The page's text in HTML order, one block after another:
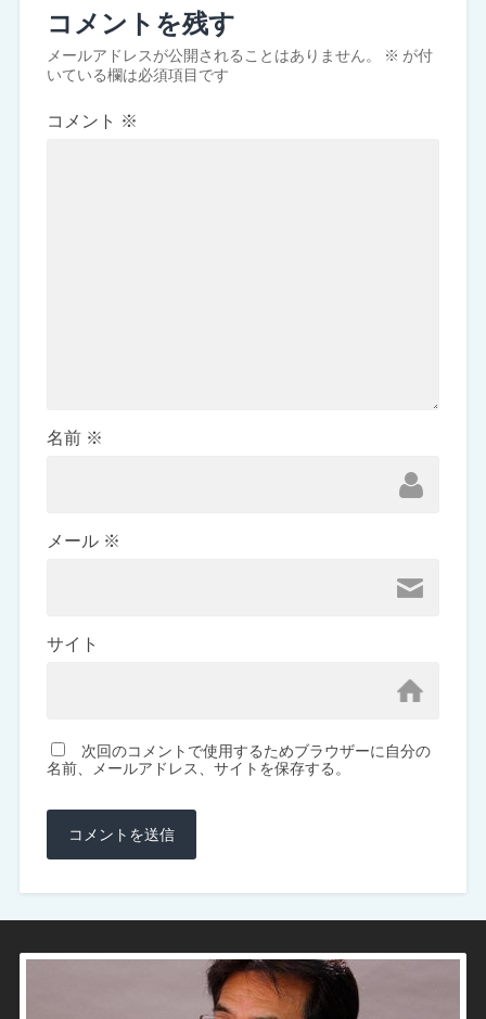
コメントを残す
メールアドレスが公開されることはありません。 ※ が付
いている欄は必須項目です
コメント ※
名前 ※
メール ※
サイト
次回のコメントで使用するためブラウザーに自分の
名前、メールアドレス、サイトを保存する。